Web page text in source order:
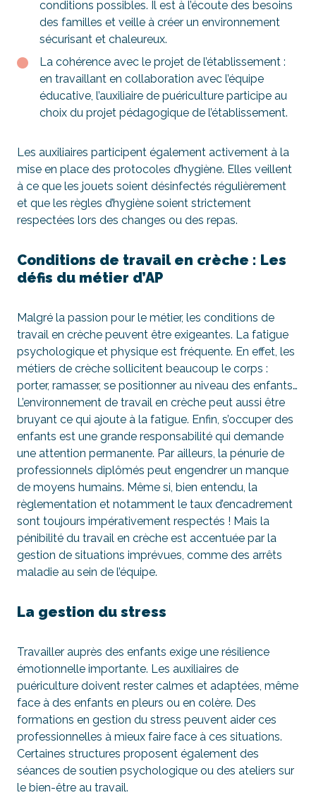
conditions possibles. Il est à l’écoute des besoins
des familles et veille à créer un environnement
sécurisant et chaleureux.
La cohérence avec le projet de l’établissement :
en travaillant en collaboration avec l’équipe
éducative, l’auxiliaire de puériculture participe au
choix du projet pédagogique de l’établissement.
Les auxiliaires participent également activement à la
mise en place des protocoles d’hygiène. Elles veillent
à ce que les jouets soient désinfectés régulièrement
et que les règles d’hygiène soient strictement
respectées lors des changes ou des repas.
Conditions de travail en crèche : Les
défis du métier d’AP
Malgré la passion pour le métier, les conditions de
travail en crèche peuvent être exigeantes. La fatigue
psychologique et physique est fréquente. En effet, les
métiers de crèche sollicitent beaucoup le corps :
porter, ramasser, se positionner au niveau des enfants…
L’environnement de travail en crèche peut aussi être
bruyant ce qui ajoute à la fatigue. Enfin, s’occuper des
enfants est une grande responsabilité qui demande
une attention permanente. Par ailleurs, la pénurie de
professionnels diplômés peut engendrer un manque
de moyens humains. Même si, bien entendu, la
règlementation et notamment le taux d’encadrement
sont toujours impérativement respectés ! Mais la
pénibilité du travail en crèche est accentuée par la
gestion de situations imprévues, comme des arrêts
maladie au sein de l’équipe.
La gestion du stress
Travailler auprès des enfants exige une résilience
émotionnelle importante. Les auxiliaires de
puériculture doivent rester calmes et adaptées, même
face à des enfants en pleurs ou en colère. Des
formations en gestion du stress peuvent aider ces
professionnelles à mieux faire face à ces situations.
Certaines structures proposent également des
séances de soutien psychologique ou des ateliers sur
le bien-être au travail.